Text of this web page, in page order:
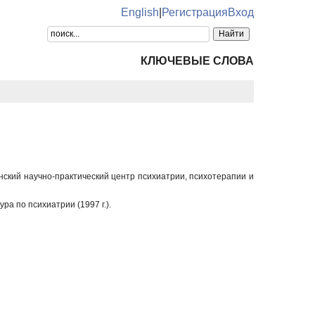
English РегистрацияВход
КЛЮЧЕВЫЕ СЛОВА
научно-практический центр психиатрии, психотерапии и
по психиатрии (1997 г.).